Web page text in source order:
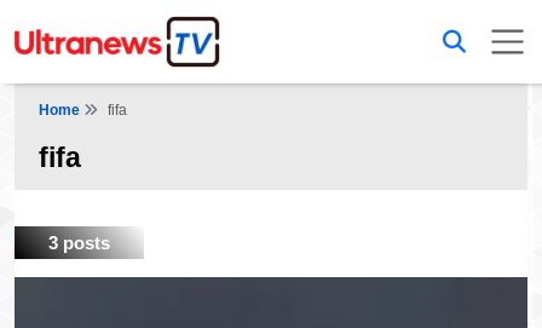
Home fifa
fifa
3 posts